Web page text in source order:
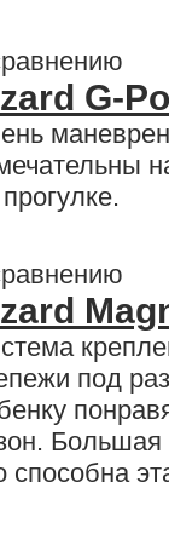
G-
под
Большая
способна